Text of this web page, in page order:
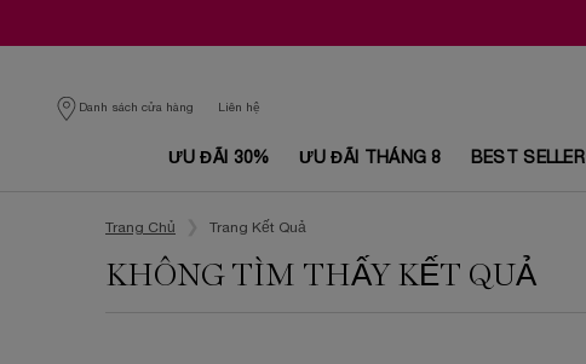
Danh sách cửa hàng
Liên hệ
ƯU ĐÃI 30% ƯU ĐÃI THÁNG 8 BEST SELLER
Trang Chủ
Trang Kết Quả
KHÔNG TÌM THẤY KẾT QUẢ